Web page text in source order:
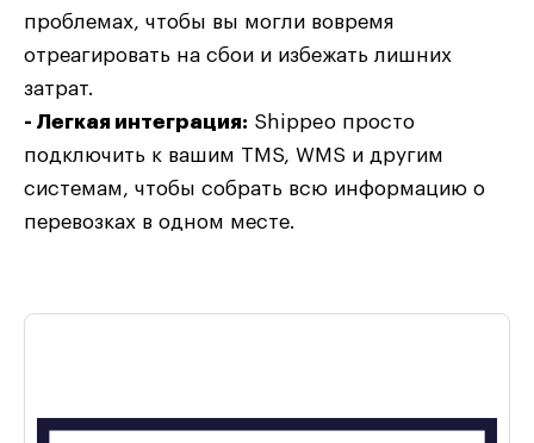
проблемах, чтобы вы могли вовремя
отреагировать на сбои и избежать лишних
затрат.
- Легкая интеграция: Shippeo просто
подключить к вашим TMS, WMS и другим
системам, чтобы собрать всю информацию о
перевозках в одном месте.